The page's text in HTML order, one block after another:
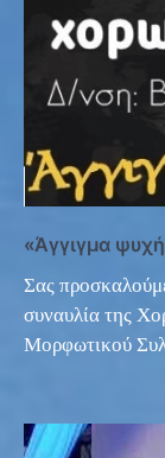
«Άγγιγμα
Σας
συναυλία της
Μορφωτικού